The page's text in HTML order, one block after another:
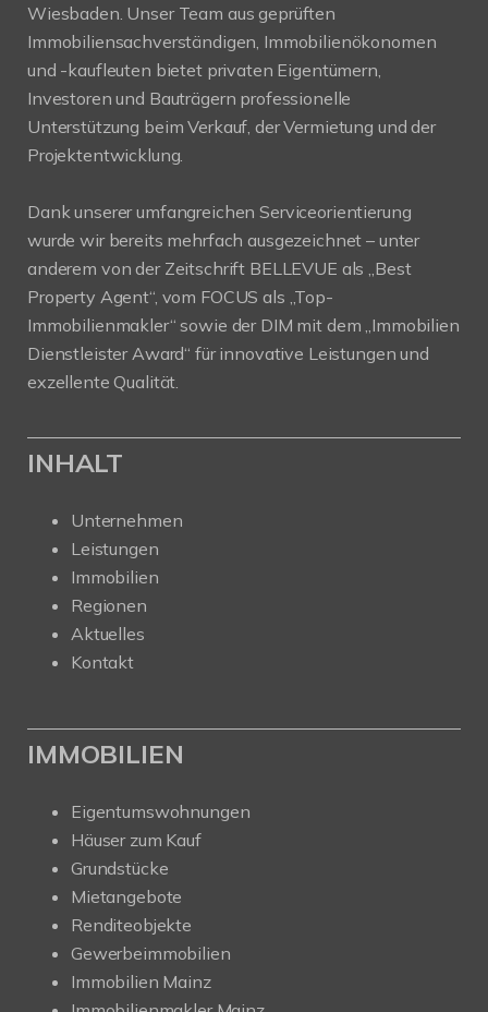
Wiesbaden. Unser Team aus geprüften
Immobiliensachverständigen, Immobilienökonomen
und -kaufleuten bietet privaten Eigentümern,
Investoren und Bauträgern professionelle
Unterstützung beim Verkauf, der Vermietung und der
Projektentwicklung.
Dank unserer umfangreichen Serviceorientierung
wurde wir bereits mehrfach ausgezeichnet – unter
anderem von der Zeitschrift BELLEVUE als „Best
Property Agent“, vom FOCUS als „Top-
Immobilienmakler“ sowie der DIM mit dem „Immobilien
Dienstleister Award“ für innovative Leistungen und
exzellente Qualität.
INHALT
Unternehmen
Leistungen
Immobilien
Regionen
Aktuelles
Kontakt
IMMOBILIEN
Eigentumswohnungen
Häuser zum Kauf
Grundstücke
Mietangebote
Renditeobjekte
Gewerbeimmobilien
Immobilien Mainz